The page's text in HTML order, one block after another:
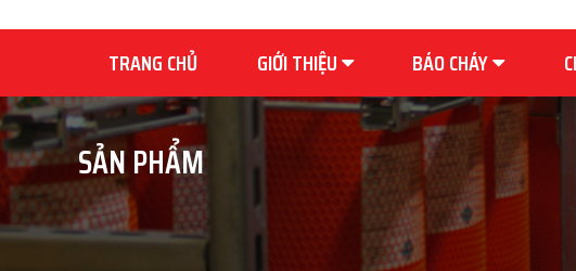
TRANG CHỦ GIỚI THIỆU BÁO CHÁY
SẢN PHẨM